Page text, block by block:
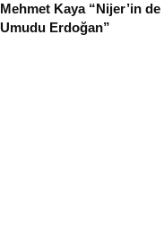
Mehmet Kaya “Nijer’in de
Umudu Erdoğan”